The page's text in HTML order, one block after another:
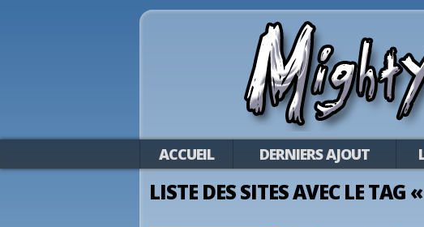
ACCUEIL DERNIERS AJOUT
LISTE DES SITES AVEC LE